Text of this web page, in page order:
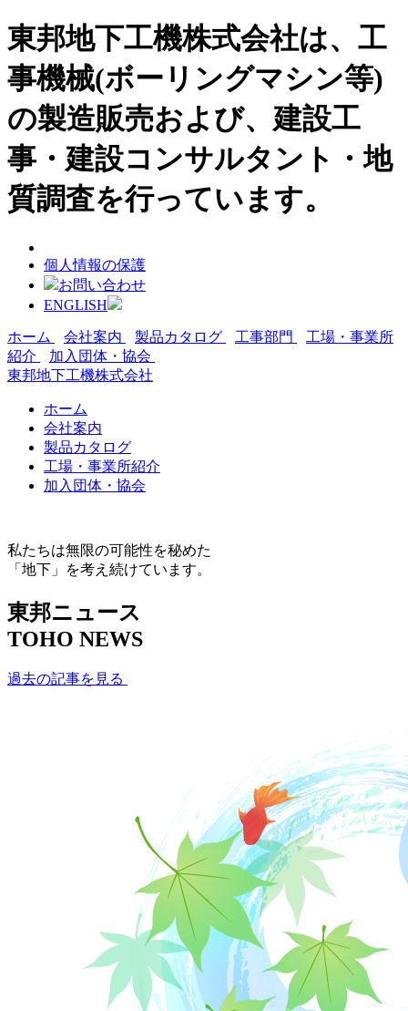
東邦地下工機株式会社は、工
事機械(ボーリングマシン等)
の製造販売および、建設工
事・建設コンサルタント・地
質調査を行っています。
個人情報の保護
お問い合わせ
ENGLISH
ホーム 会社案内 製品カタログ 工事部門
工場・事業所
紹介
加入団体・協会
東邦地下工機株式会社
ホーム
会社案内
製品カタログ
工場・事業所紹介
加入団体・協会
私たちは無限の可能性を秘めた
「地下」を考え続けています。
東邦ニュース
TOHO NEWS
過去の記事を見る